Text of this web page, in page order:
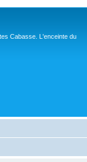
Cabasse. L'enceinte du